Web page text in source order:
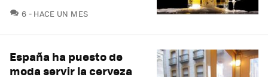
6 COMENTARIOS
HACE UN MES
España ha puesto de
moda servir la cerveza